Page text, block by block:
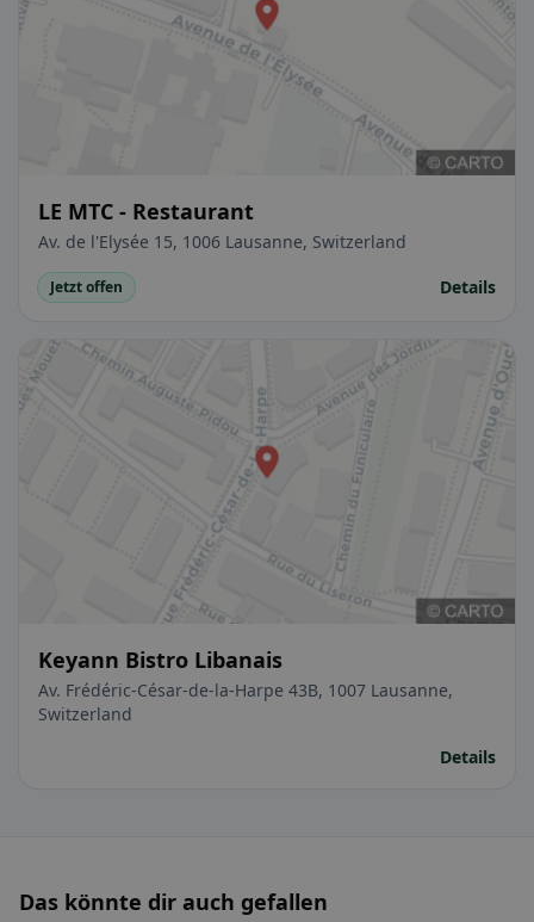
LE MTC - Restaurant
Av. de l'Elysée 15, 1006 Lausanne, Switzerland
Jetzt offen Details
Keyann Bistro Libanais
Av. Frédéric-César-de-la-Harpe 43B, 1007 Lausanne,
Switzerland
Details
Das könnte dir auch gefallen